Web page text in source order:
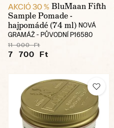
AKCIÓ 30 % BluMaan Fifth
Sample Pomade -
hajpomádé (74 ml) NOVÁ
GRAMÁŽ - PŮVODNÍ P16580
11 000 Ft
7 700 Ft